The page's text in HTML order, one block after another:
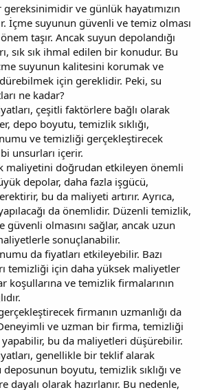
ve günlük hayatımızın
İçme suyunun güvenli ve temiz olması
taşır. Ancak suyun depolandığı
sık sık ihmal edilen bir konudur. Bu
suyunun kalitesini korumak ve
için gereklidir. Peki, su
ne kadar?
çeşitli faktörlere bağlı olarak
depo boyutu, temizlik sıklığı,
ve temizliği gerçekleştirecek
unsurları içerir.
maliyetini doğrudan etkileyen önemli
depolar, daha fazla işgücü,
bu da maliyeti artırır. Ayrıca,
da önemlidir. Düzenli temizlik,
olmasını sağlar, ancak uzun
sonuçlanabilir.
da fiyatları etkileyebilir. Bazı
temizliği için daha yüksek maliyetler
koşullarına ve temizlik firmalarının
firmanın uzmanlığı da
ve uzman bir firma, temizliği
bu da maliyetleri düşürebilir.
genellikle bir teklif alarak
boyutu, temizlik sıklığı ve
olarak hazırlanır. Bu nedenle,